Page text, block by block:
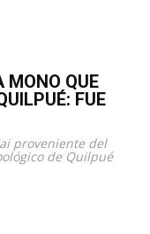
QUE
FUE
proveniente del
de Quilpué